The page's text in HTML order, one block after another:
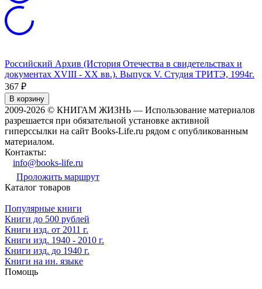
Российский Архив (История Отечества в свидетельствах и
документах XVIII - XX вв.). Выпуск V. Студия ТРИТЭ, 1994г.
367 ₽
В корзину
2009-2026 © КНИГАМ ЖИЗНЬ — Использование материалов
разрешается при обязательной установке активной
гиперссылки на сайт Books-Life.ru рядом с опубликованным
материалом.
Контакты:
info@books-life.ru
Проложить маршрут
Каталог товаров
Популярные книги
Книги до 500 рублей
Книги изд. от 2011 г.
Книги изд. 1940 - 2010 г.
Книги изд. до 1940 г.
Книги на ин. языке
Помощь